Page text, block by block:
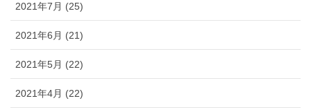
2021年7月 (25)
2021年6月 (21)
2021年5月 (22)
2021年4月 (22)